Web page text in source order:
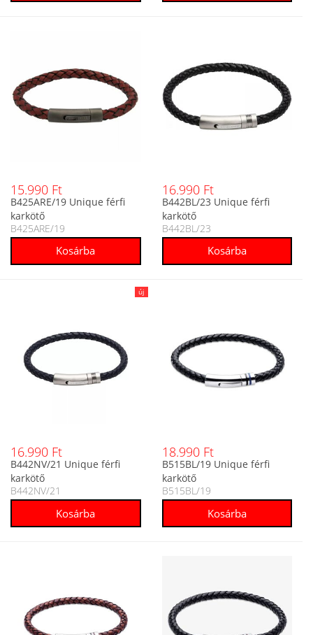
15.990 Ft
B425ARE/19 Unique férfi
karkötő
B425ARE/19
16.990 Ft
B442BL/23 Unique férfi
karkötő
B442BL/23
új
16.990 Ft
B442NV/21 Unique férfi
karkötő
B442NV/21
18.990 Ft
B515BL/19 Unique férfi
karkötő
B515BL/19